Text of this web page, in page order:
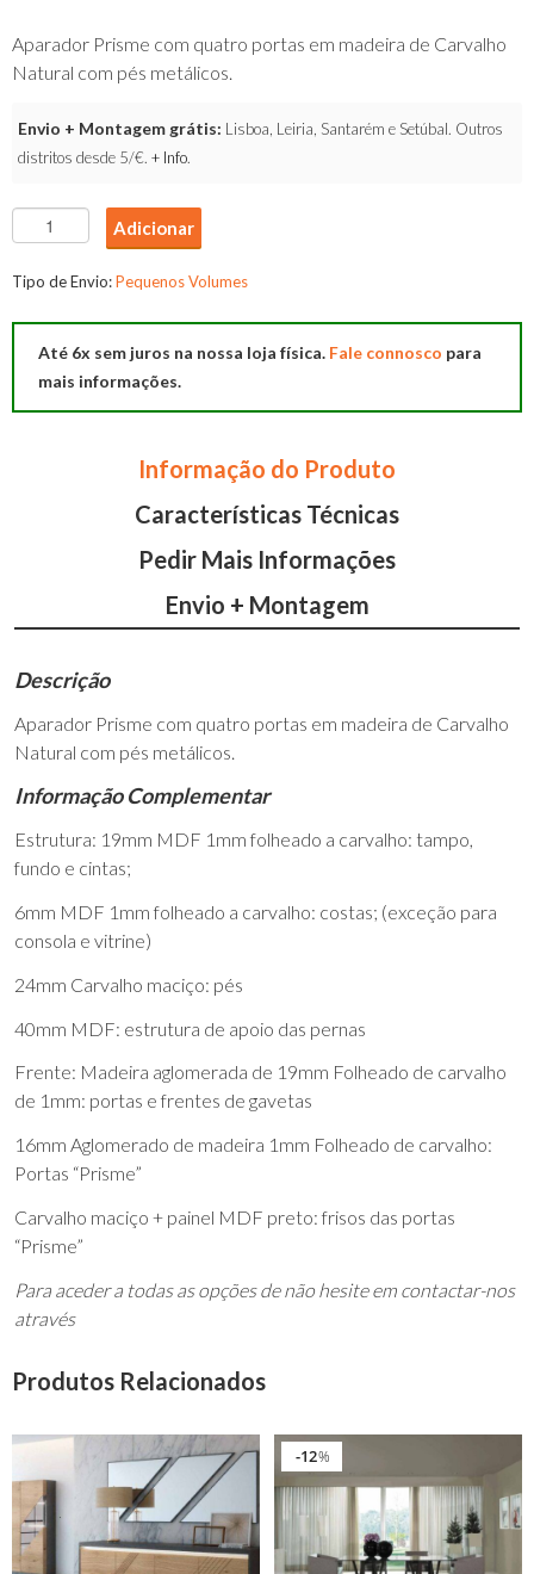
Aparador Prisme com quatro portas em madeira de Carvalho
Natural com pés metálicos.
Envio + Montagem grátis: Lisboa, Leiria, Santarém e Setúbal. Outros
distritos desde 5/€. + Info.
Quantidade
de
Aparador
Adicionar
Tipo de Envio:Pequenos Volumes
Até 6x sem juros na nossa loja física. Fale connosco para
mais informações.
Informação do Produto
Características Técnicas
Pedir Mais Informações
Envio + Montagem
Descrição
Aparador Prisme com quatro portas em madeira de Carvalho
Natural com pés metálicos.
Informação Complementar
Estrutura: 19mm MDF 1mm folheado a carvalho: tampo,
fundo e cintas;
6mm MDF 1mm folheado a carvalho: costas; (exceção para
consola e vitrine)
24mm Carvalho maciço: pés
40mm MDF: estrutura de apoio das pernas
Frente: Madeira aglomerada de 19mm Folheado de carvalho
de 1mm: portas e frentes de gavetas
16mm Aglomerado de madeira 1mm Folheado de carvalho:
Portas “Prisme”
Carvalho maciço + painel MDF preto: frisos das portas
“Prisme”
Para aceder a todas as opções de não hesite em contactar-nos
através
Produtos Relacionados
%
12